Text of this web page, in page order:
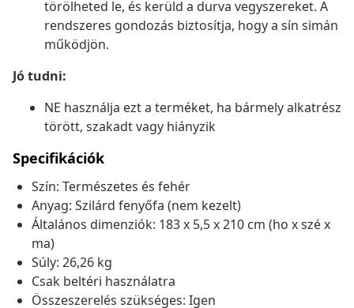
törölheted le, és kerüld a durva vegyszereket. A
rendszeres gondozás biztosítja, hogy a sín simán
működjön.
Jó tudni:
NE használja ezt a terméket, ha bármely alkatrész
törött, szakadt vagy hiányzik
Specifikációk
Szín: Természetes és fehér
Anyag: Szilárd fenyőfa (nem kezelt)
Általános dimenziók: 183 x 5,5 x 210 cm (ho x szé x
ma)
Súly: 26,26 kg
Csak beltéri használatra
Összeszerelés szükséges: Igen